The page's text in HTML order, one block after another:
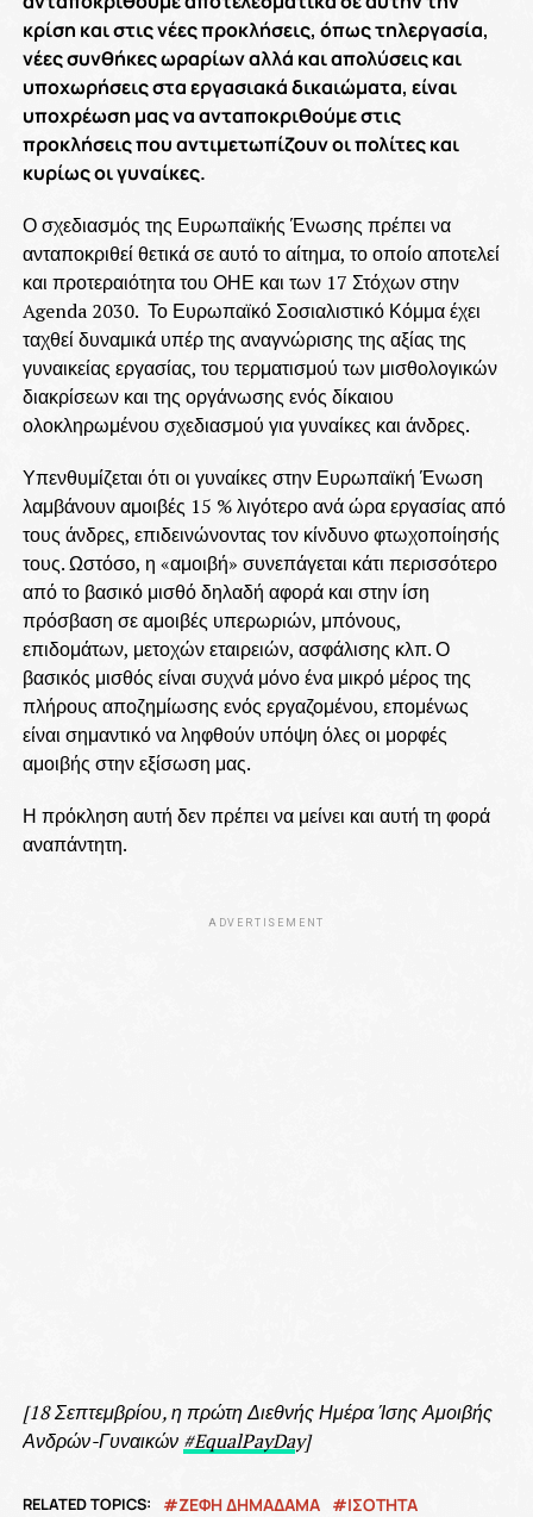
κρίση και στις νέες προκλήσεις, όπως τηλεργασία,
νέες συνθήκες ωραρίων αλλά και απολύσεις και
υποχωρήσεις στα εργασιακά δικαιώματα, είναι
υποχρέωση μας να ανταποκριθούμε στις
προκλήσεις που αντιμετωπίζουν οι πολίτες και
κυρίως οι γυναίκες.
Ο σχεδιασμός της Ευρωπαϊκής Ένωσης πρέπει να
ανταποκριθεί θετικά σε αυτό το αίτημα, το οποίο αποτελεί
και προτεραιότητα του ΟΗΕ και των 17 Στόχων στην
Agenda 2030. Το Ευρωπαϊκό Σοσιαλιστικό Κόμμα έχει
ταχθεί δυναμικά υπέρ της αναγνώρισης της αξίας της
γυναικείας εργασίας, του τερματισμού των μισθολογικών
διακρίσεων και της οργάνωσης ενός δίκαιου
ολοκληρωμένου σχεδιασμού για γυναίκες και άνδρες.
Υπενθυμίζεται ότι οι γυναίκες στην Ευρωπαϊκή Ένωση
λαμβάνουν αμοιβές 15 % λιγότερο ανά ώρα εργασίας από
τους άνδρες, επιδεινώνοντας τον κίνδυνο φτωχοποίησής
τους. Ωστόσο, η «αμοιβή» συνεπάγεται κάτι περισσότερο
από το βασικό μισθό δηλαδή αφορά και στην ίση
πρόσβαση σε αμοιβές υπερωριών, μπόνους,
επιδομάτων, μετοχών εταιρειών, ασφάλισης κλπ. Ο
βασικός μισθός είναι συχνά μόνο ένα μικρό μέρος της
πλήρους αποζημίωσης ενός εργαζομένου, επομένως
είναι σημαντικό να ληφθούν υπόψη όλες οι μορφές
αμοιβής στην εξίσωση μας.
Η πρόκληση αυτή δεν πρέπει να μείνει και αυτή τη φορά
αναπάντητη.
ADVERTISEMENT
[18 Σεπτεμβρίου, η πρώτη Διεθνής Ημέρα Ίσης Αμοιβής
Ανδρών-Γυναικών #EqualPayDay]
RELATED TOPICS: ΖΕΦΗ ΔΗΜΑΔΑΜΑ ΙΣΟΤΗΤΑ